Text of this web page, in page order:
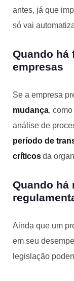
antes, já que
só vai
Quando há
empresas
Se a empresa
mudança,
análise de
período de
críticosda
Quando há
Ainda que um
em seu
legislação